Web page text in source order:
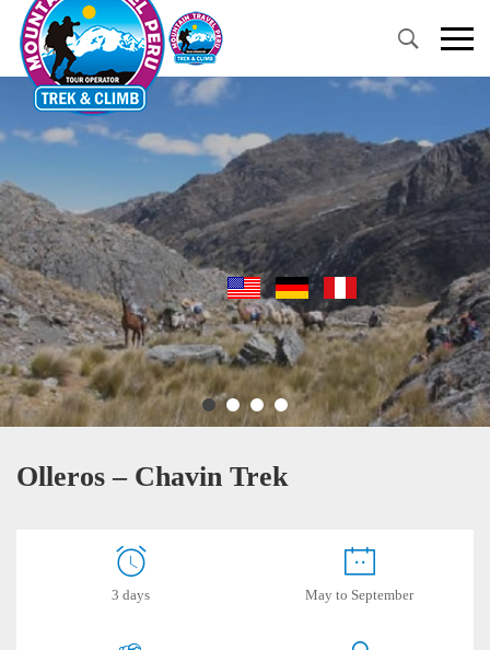
Primary
Menu
Olleros – Chavin Trek
3 days May to September
Olleros